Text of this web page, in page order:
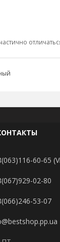
отличаться
60-65
02-80
53-07